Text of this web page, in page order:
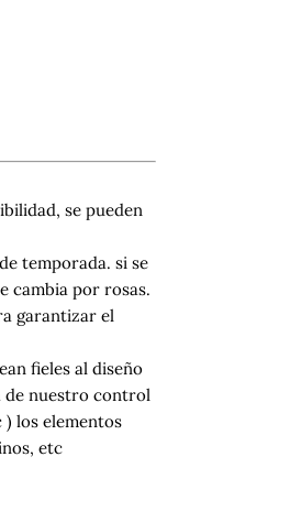
se pueden
temporada. si se
cambia por rosas.
garantizar el
fieles al diseño
de nuestro control
los elementos
etc